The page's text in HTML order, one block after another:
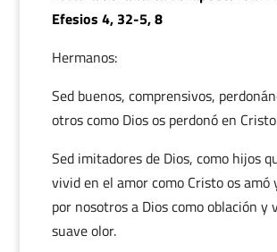
Efesios 4, 32-5, 8
Hermanos:
Sed buenos, comprensivos,
otros como Dios os perdonó en
Sed imitadores de Dios, como hijos
vivid en el amor como Cristo os amó
por nosotros a Dios como oblación y
suave olor.